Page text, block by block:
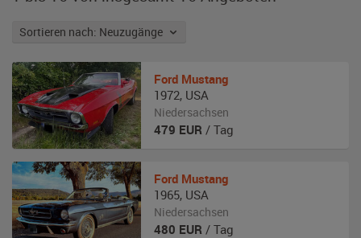
Sortieren nach: Neuzugänge
Ford Mustang
1972, USA
Niedersachsen
479 EUR / Tag
Ford Mustang
1965, USA
Niedersachsen
480 EUR / Tag